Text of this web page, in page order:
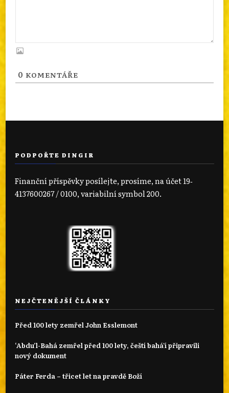
0 KOMENTÁŘE
PODPOŘTE DINGIR
Finanční příspěvky posílejte, prosíme, na účet 19‐
4137600267 / 0100, variabilní symbol 200.
NEJČTENĚJŠÍ ČLÁNKY
Před 100 lety zemřel John Esslemont
‘Abdu’l-Bahá zemřel před 100 lety, čeští bahá'í připravili
nový dokument
Páter Ferda – třicet let na pravdě Boží